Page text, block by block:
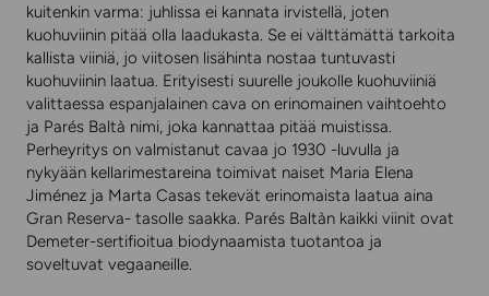
kuitenkin varma: juhlissa ei kannata irvistellä, joten
kuohuviinin pitää olla laadukasta. Se ei välttämättä tarkoita
kallista viiniä, jo viitosen lisähinta nostaa tuntuvasti
kuohuviinin laatua. Erityisesti suurelle joukolle kuohuviiniä
valittaessa espanjalainen cava on erinomainen vaihtoehto
ja Parés Baltà nimi, joka kannattaa pitää muistissa.
Perheyritys on valmistanut cavaa jo 1930 -luvulla ja
nykyään kellarimestareina toimivat naiset Maria Elena
Jiménez ja Marta Casas tekevät erinomaista laatua aina
Gran Reserva- tasolle saakka. Parés Baltàn kaikki viinit ovat
Demeter-sertifioitua biodynaamista tuotantoa ja
soveltuvat vegaaneille.